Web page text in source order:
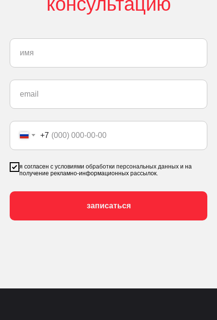
+7
я согласен с условиями обработки персональных данных и на
получение рекламно-информационных рассылок.
записаться